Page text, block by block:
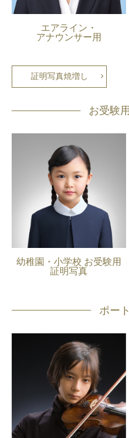
エアライン・
アナウンサー用
証明写真焼増し
お受験
幼稚園・小学校 お受験用
証明写真
ポー